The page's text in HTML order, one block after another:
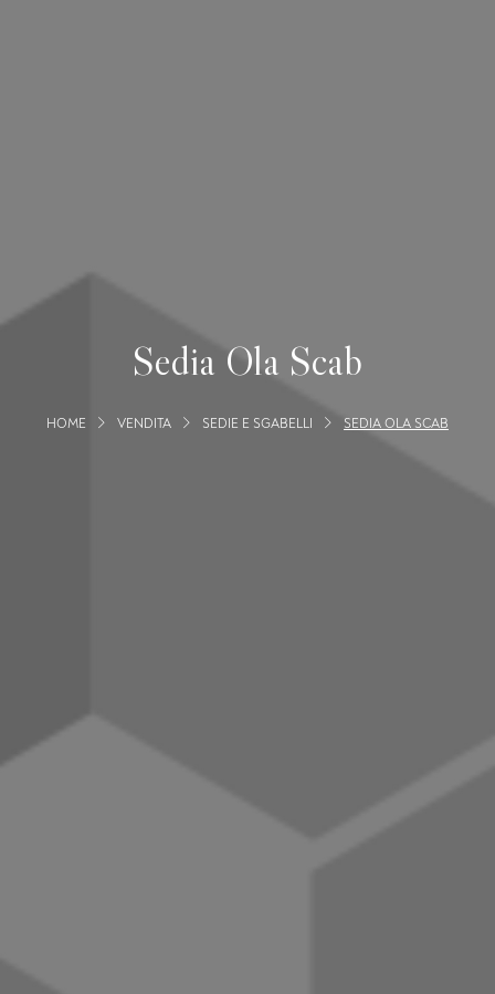
Sedia Ola Scab
HOME VENDITA SEDIE E SGABELLI SEDIA OLA SCAB